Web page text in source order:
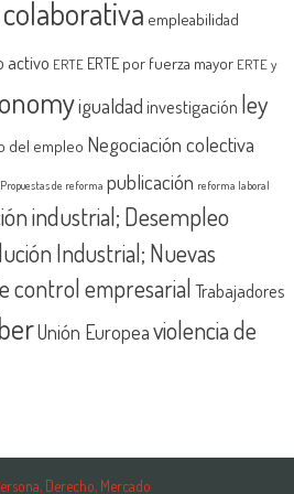
empleabilidad
activo ERTE ERTE por fuerza mayor ERTE y
igualdadinvestigación ley
del empleo Negociación colectiva
Propuestas de reforma publicación reforma laboral
industrial; Desempleo
Industrial; Nuevas
control empresarial Trabajadores
Unión Europeaviolencia de
Derecho, Mercado